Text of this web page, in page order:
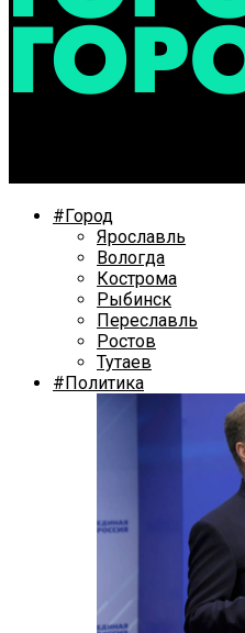
#Город
Ярославль
Вологда
Кострома
Рыбинск
Переславль
Ростов
Тутаев
#Политика